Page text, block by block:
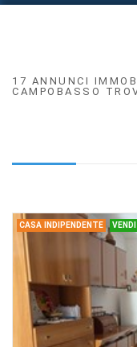
17 ANNUNCI
CAMPOBASSO
CASA INDIPENDENTE